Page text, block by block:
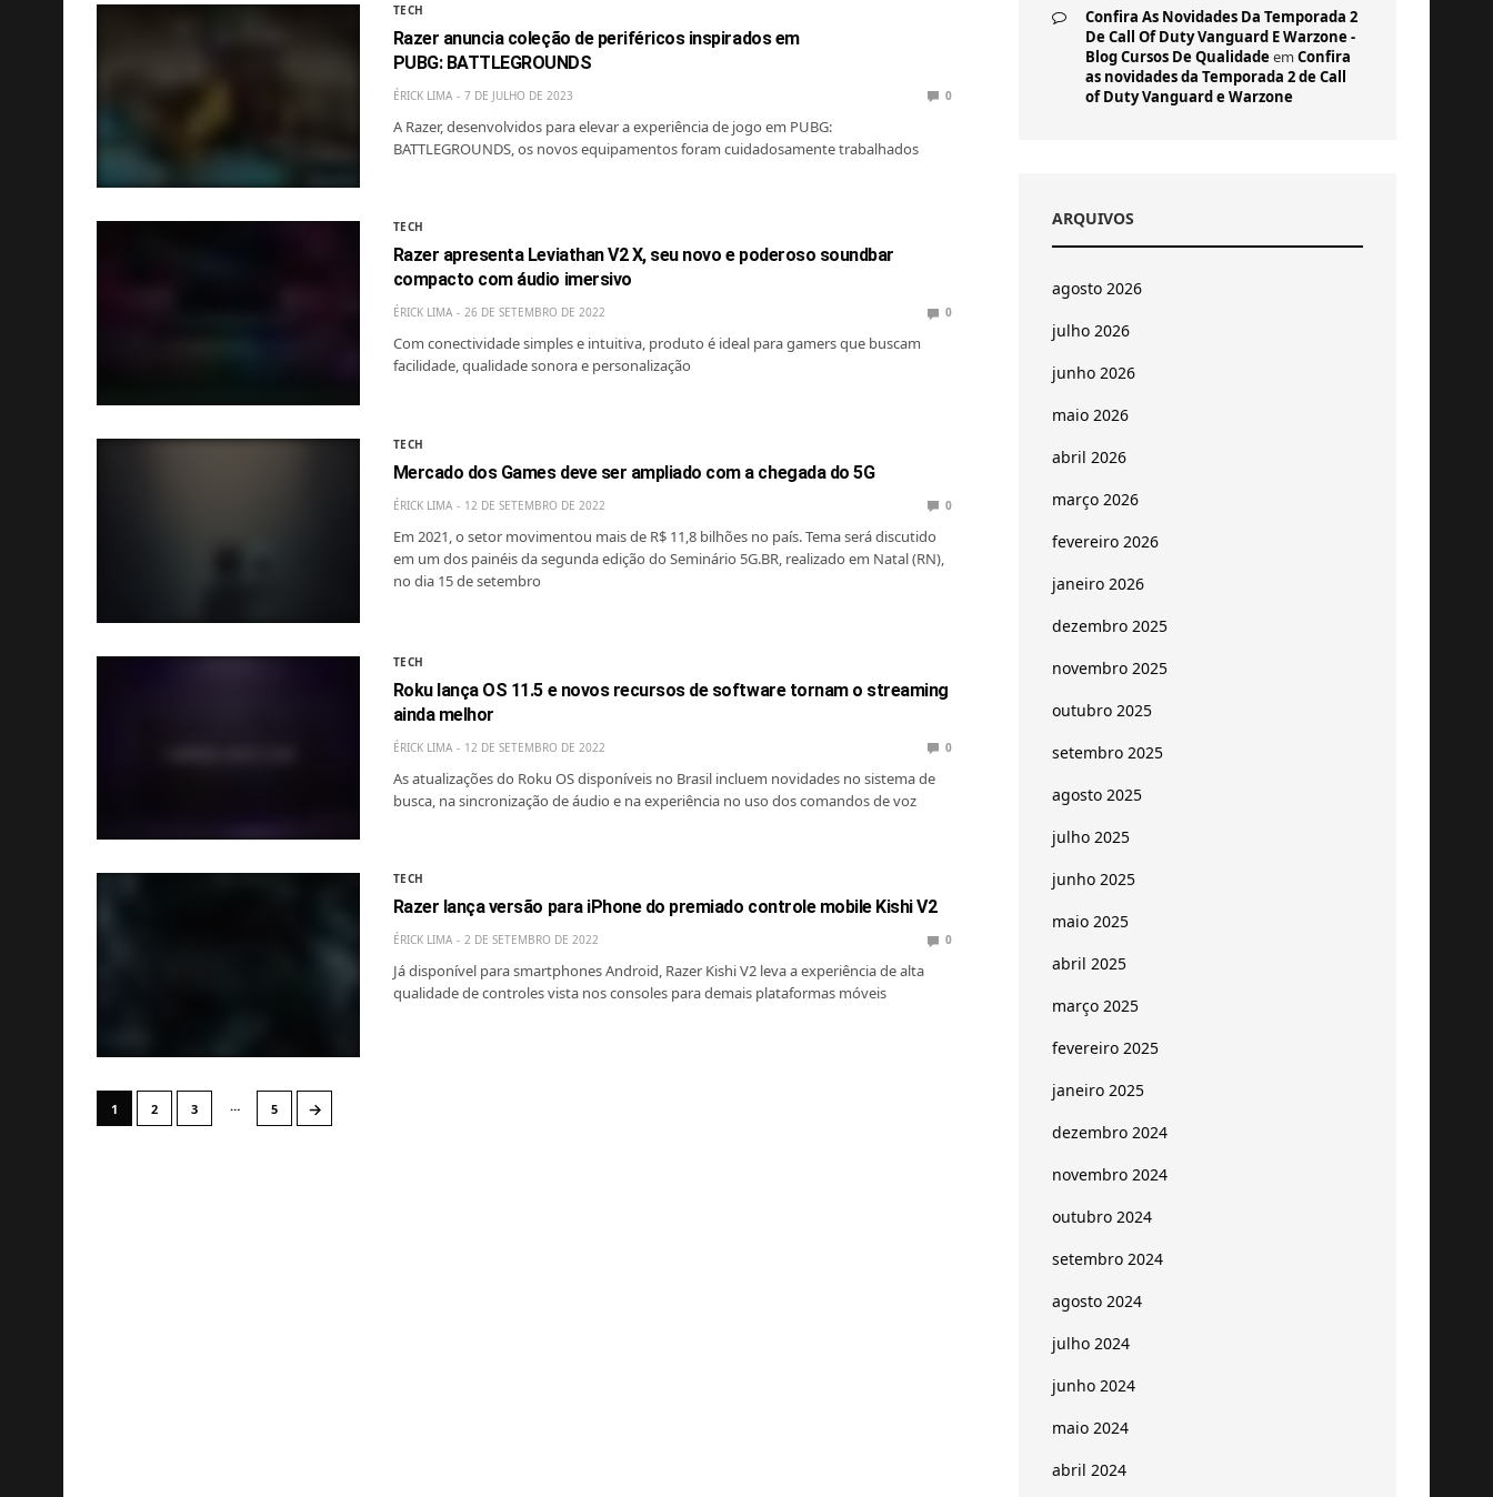
TECH
Razer anuncia coleção de periféricos inspirados em
PUBG: BATTLEGROUNDS
ÉRICK LIMA 7 DE JULHO DE 2023 0
A Razer, desenvolvidos para elevar a experiência de jogo em PUBG:
BATTLEGROUNDS, os novos equipamentos foram cuidadosamente trabalhados
TECH
Razer apresenta Leviathan V2 X, seu novo e poderoso soundbar
compacto com áudio imersivo
ÉRICK LIMA 26 DE SETEMBRO DE 2022 0
Com conectividade simples e intuitiva, produto é ideal para gamers que buscam
facilidade, qualidade sonora e personalização
TECH
Mercado dos Games deve ser ampliado com a chegada do 5G
ÉRICK LIMA 12 DE SETEMBRO DE 2022 0
Em 2021, o setor movimentou mais de R$ 11,8 bilhões no país. Tema será discutido
em um dos painéis da segunda edição do Seminário 5G.BR, realizado em Natal (RN),
no dia 15 de setembro
TECH
Roku lança OS 11.5 e novos recursos de software tornam o streaming
ainda melhor
ÉRICK LIMA 12 DE SETEMBRO DE 2022 0
As atualizações do Roku OS disponíveis no Brasil incluem novidades no sistema de
busca, na sincronização de áudio e na experiência no uso dos comandos de voz
TECH
Razer lança versão para iPhone do premiado controle mobile Kishi V2
ÉRICK LIMA 2 DE SETEMBRO DE 2022 0
Já disponível para smartphones Android, Razer Kishi V2 leva a experiência de alta
qualidade de controles vista nos consoles para demais plataformas móveis
1 2 3 … 5 →
Confira As Novidades Da Temporada 2
De Call Of Duty Vanguard E Warzone -
Blog Cursos De Qualidade em Confira
as novidades da Temporada 2 de Call
of Duty Vanguard e Warzone
ARQUIVOS
agosto 2026
julho 2026
junho 2026
maio 2026
abril 2026
março 2026
fevereiro 2026
janeiro 2026
dezembro 2025
novembro 2025
outubro 2025
setembro 2025
agosto 2025
julho 2025
junho 2025
maio 2025
abril 2025
março 2025
fevereiro 2025
janeiro 2025
dezembro 2024
novembro 2024
outubro 2024
setembro 2024
agosto 2024
julho 2024
junho 2024
maio 2024
abril 2024